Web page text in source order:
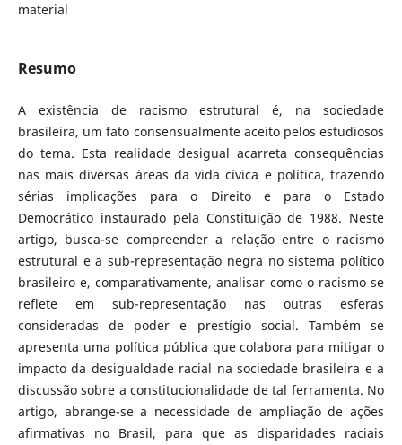
material
Resumo
A existência de racismo estrutural é, na sociedade
brasileira, um fato consensualmente aceito pelos estudiosos
do tema. Esta realidade desigual acarreta consequências
nas mais diversas áreas da vida cívica e política, trazendo
sérias implicações para o Direito e para o Estado
Democrático instaurado pela Constituição de 1988. Neste
artigo, busca-se compreender a relação entre o racismo
estrutural e a sub-representação negra no sistema político
brasileiro e, comparativamente, analisar como o racismo se
reflete em sub-representação nas outras esferas
consideradas de poder e prestígio social. Também se
apresenta uma política pública que colabora para mitigar o
impacto da desigualdade racial na sociedade brasileira e a
discussão sobre a constitucionalidade de tal ferramenta. No
artigo, abrange-se a necessidade de ampliação de ações
afirmativas no Brasil, para que as disparidades raciais